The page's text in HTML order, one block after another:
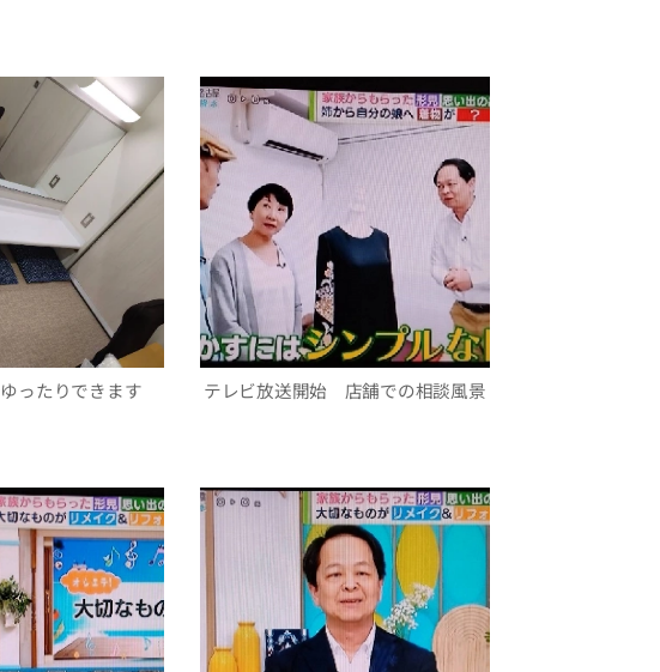
ったりできます テレビ放送開始 店舗での相談風景